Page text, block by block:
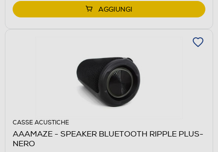
AGGIUNGI
CASSE ACUSTICHE
AAAMAZE - SPEAKER BLUETOOTH RIPPLE PLUS-
NERO